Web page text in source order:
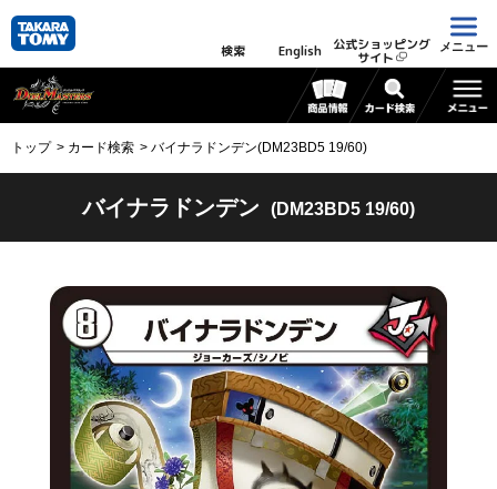
検索 English 公式ショッピング
サイト
メニュー
トップ カード検索 バイナラドンデン(DM23BD5 19/60)
バイナラドンデン (DM23BD5 19/60)